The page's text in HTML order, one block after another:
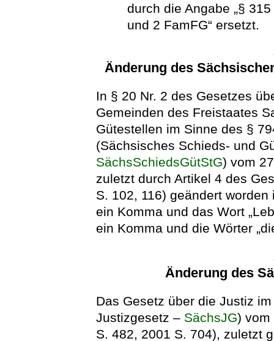
durch die Angabe „§
und 2 FamFG“ ersetzt.
Änderung des
In § 20 Nr. 2 des Gesetzes
Gemeinden des Freistaates
Gütestellen im Sinne des §
(Sächsisches Schieds- und
SächsSchiedsGütStG) vom
zuletzt durch Artikel 4 des
S. 102, 116) geändert worden
ein Komma und das Wort
ein Komma und die Wörter
Änderung des
Das Gesetz über die Justiz
Justizgesetz – SächsJG) vom
S. 482, 2001 S. 704), zuletzt